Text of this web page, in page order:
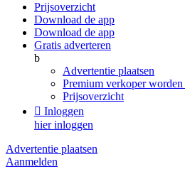
Prijsoverzicht
Download de app
Download de app
Gratis adverteren
b
Advertentie plaatsen
Premium verkoper worden
Prijsoverzicht
 Inloggen
hier inloggen
Advertentie plaatsen
Aanmelden